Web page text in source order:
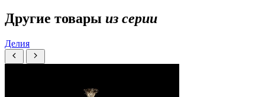
Другие товары из серии
Делия